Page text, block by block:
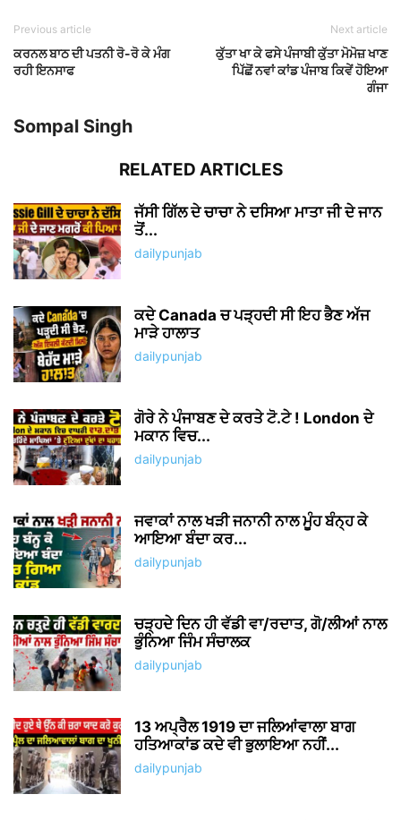
Previous article
ਕਰਨਲ ਬਾਠ ਦੀ ਪਤਨੀ ਰੋ-ਰੋ ਕੇ ਮੰਗ
ਰਹੀ ਇਨਸਾਫ
Next article
ਕੁੱਤਾ ਖਾ ਕੇ ਫਸੇ ਪੰਜਾਬੀ ਕੁੱਤਾ ਮੋਮੋਜ਼ ਖਾਣ
ਪਿੱਛੋਂ ਨਵਾਂ ਕਾਂਡ ਪੰਜਾਬ ਕਿਵੇਂ ਹੋਇਆ
ਗੰਜਾ
Sompal Singh
RELATED ARTICLES
ਜੱਸੀ ਗਿੱਲ ਦੇ ਚਾਚਾ ਨੇ ਦਸਿਆ ਮਾਤਾ ਜੀ ਦੇ ਜਾਨ
ਤੋਂ...
dailypunjab
ਕਦੇ Canada ਚ ਪੜ੍ਹਦੀ ਸੀ ਇਹ ਭੈਣ ਅੱਜ
ਮਾੜੇ ਹਾਲਾਤ
dailypunjab
ਗੋਰੇ ਨੇ ਪੰਜਾਬਣ ਦੇ ਕਰਤੇ ਟੋ.ਟੇ ! London ਦੇ
ਮਕਾਨ ਵਿਚ...
dailypunjab
ਜਵਾਕਾਂ ਨਾਲ ਖੜੀ ਜਨਾਨੀ ਨਾਲ ਮੂੰਹ ਬੰਨ੍ਹ ਕੇ
ਆਇਆ ਬੰਦਾ ਕਰ...
dailypunjab
ਚੜ੍ਹਦੇ ਦਿਨ ਹੀ ਵੱਡੀ ਵਾ/ਰਦਾਤ, ਗੋ/ਲੀਆਂ ਨਾਲ
ਭੁੰਨਿਆ ਜਿੰਮ ਸੰਚਾਲਕ
dailypunjab
13 ਅਪ੍ਰੈਲ 1919 ਦਾ ਜਲਿਆਂਵਾਲਾ ਬਾਗ
ਹਤਿਆਕਾਂਡ ਕਦੇ ਵੀ ਭੁਲਾਇਆ ਨਹੀਂ...
dailypunjab